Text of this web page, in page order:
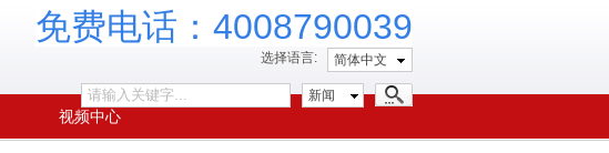
免费电话：4008790039
选择语言: 简体中文
新闻
视频中心